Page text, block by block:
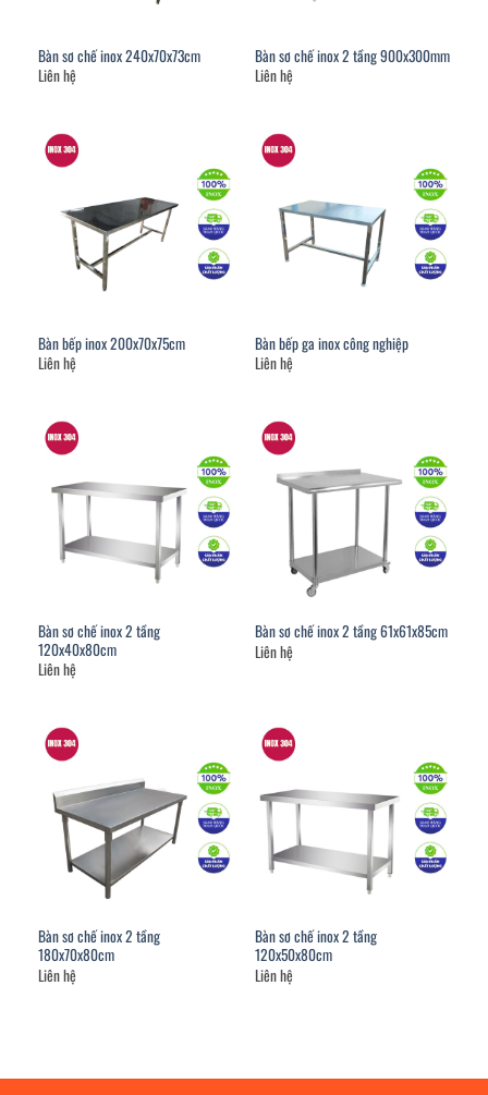
Bàn sơ chế inox 240x70x73cm
Liên hệ
Bàn sơ chế inox 2 tầng 900x300mm
Liên hệ
Bàn bếp inox 200x70x75cm
Liên hệ
Bàn bếp ga inox công nghiệp
Liên hệ
Bàn sơ chế inox 2 tầng
120x40x80cm
Liên hệ
Bàn sơ chế inox 2 tầng 61x61x85cm
Liên hệ
Bàn sơ chế inox 2 tầng
180x70x80cm
Liên hệ
Bàn sơ chế inox 2 tầng
120x50x80cm
Liên hệ